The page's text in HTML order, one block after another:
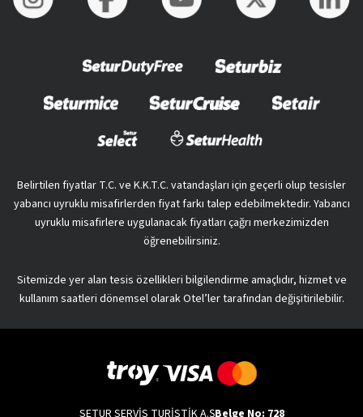
Belirtilen fiyatlar T.C. ve K.K.T.C. vatandaşları için geçerli olup tesisler
yabancı uyruklu misafirlerden fiyat farkı talep edebilmektedir. Yabancı
uyruklu misafirlere uygulanacak fiyatları çağrı merkezimizden
öğrenebilirsiniz.
Sitemizde yer alan tesis özellikleri bilgilendirme amaçlıdır, hizmet ve
kullanım saatleri dönemsel olarak Otel’ler tarafından değişitirilebilir.
SETUR SERVİS TURİSTİK A.ŞBelge No: 728